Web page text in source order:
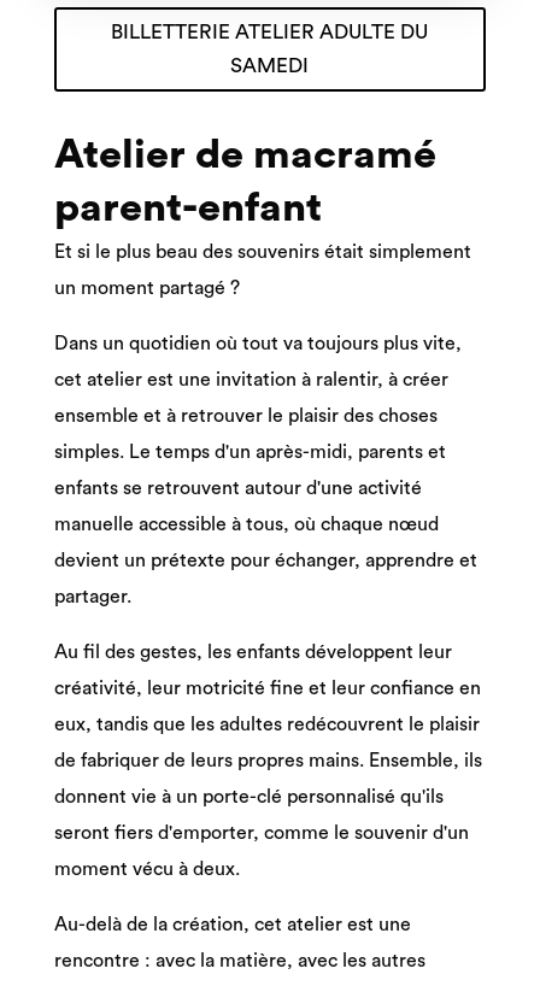
BILLETTERIE ATELIER ADULTE DU
SAMEDI
Atelier de macramé
parent-enfant
Et si le plus beau des souvenirs était simplement
un moment partagé ?
Dans un quotidien où tout va toujours plus vite,
cet atelier est une invitation à ralentir, à créer
ensemble et à retrouver le plaisir des choses
simples. Le temps d'un après-midi, parents et
enfants se retrouvent autour d'une activité
manuelle accessible à tous, où chaque nœud
devient un prétexte pour échanger, apprendre et
partager.
Au fil des gestes, les enfants développent leur
créativité, leur motricité fine et leur confiance en
eux, tandis que les adultes redécouvrent le plaisir
de fabriquer de leurs propres mains. Ensemble, ils
donnent vie à un porte-clé personnalisé qu'ils
seront fiers d'emporter, comme le souvenir d'un
moment vécu à deux.
Au-delà de la création, cet atelier est une
rencontre : avec la matière, avec les autres